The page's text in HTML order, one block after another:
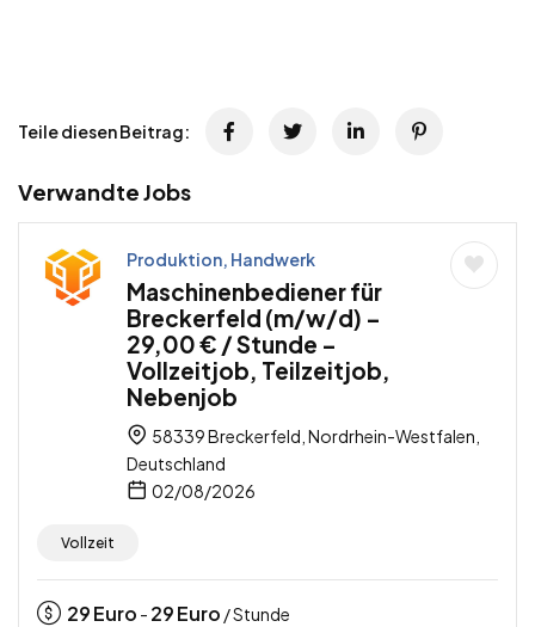
Teile diesen Beitrag:
Verwandte Jobs
Produktion, Handwerk
Maschinenbediener für
Breckerfeld (m/w/d) –
29,00 € / Stunde –
Vollzeitjob, Teilzeitjob,
Nebenjob
58339 Breckerfeld, Nordrhein-Westfalen,
Deutschland
02/08/2026
Vollzeit
29Euro - 29Euro / Stunde